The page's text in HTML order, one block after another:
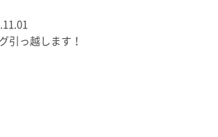
引っ越します！